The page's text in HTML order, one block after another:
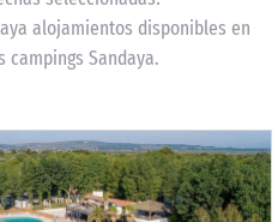
alojamientos disponibles en
campings Sandaya.